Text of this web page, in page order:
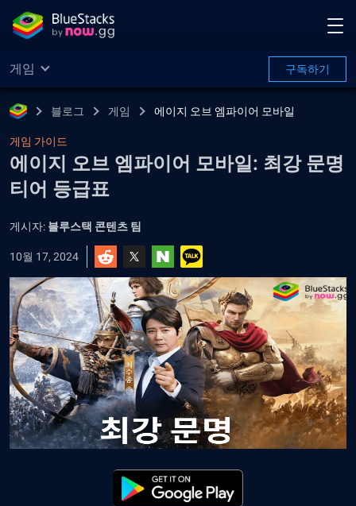
게임 구독하기
블로그 게임 에이지 오브 엠파이어 모바일
게임 가이드
에이지 오브 엠파이어 모바일: 최강 문명
티어 등급표
게시자: 블루스택 콘텐츠 팀
10월 17, 2024